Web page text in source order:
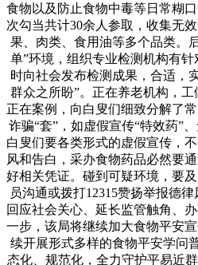
食物以及防止食物中毒等日常糊
次勾当共计30余人参取，收集无
果、肉类、食用油等多个品类。
单”环境，组织专业检测机构有
时向社会发布检测成果，合适，
群众之所盼”。正在养老机构，
正在案例，向白叟们细致分解了
诈骗“套”，如虚假宣传“特效药”
白叟们要各类形式的虚假宣传，
风和告白，采办食物药品必然要
好相关凭证。碰到可疑环境，要
员沟通或拨打12315赞扬举报德
回应社会关心、延长监管触角、
一步，该局将继续加大食物平安
续开展形式多样的食物平安学问
态化、规范化，全力守护平易近